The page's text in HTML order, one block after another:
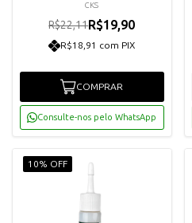
CKS
R$22,11R$19,90
R$18,91 com PIX
COMPRAR
Consulte-nos pelo WhatsApp
10% OFF